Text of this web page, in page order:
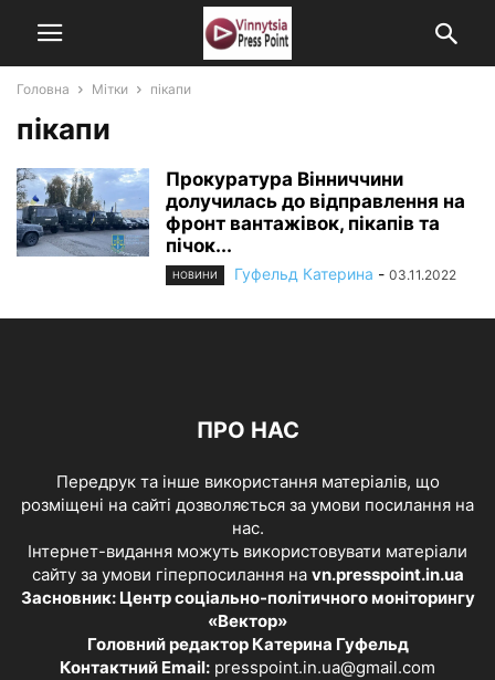
Головна Мітки пікапи
пікапи
Прокуратура Вінниччини
долучилась до відправлення на
фронт вантажівок, пікапів та
пічок...
НОВИНИ Гуфельд Катерина - 03.11.2022
ПРО НАС
Передрук та інше використання матеріалів, що
розміщені на сайті дозволяється за умови посилання на
нас.
Інтернет-видання можуть використовувати матеріали
сайту за умови гіперпосилання на vn.presspoint.in.ua
Засновник: Центр соціально-політичного моніторингу
«Вектор»
Головний редактор Катерина Гуфельд
Контактний Email: presspoint.in.ua@gmail.com